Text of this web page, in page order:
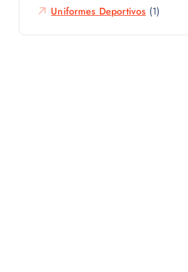
Uniformes Deportivos (1)